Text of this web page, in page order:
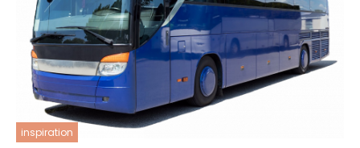
inspiration